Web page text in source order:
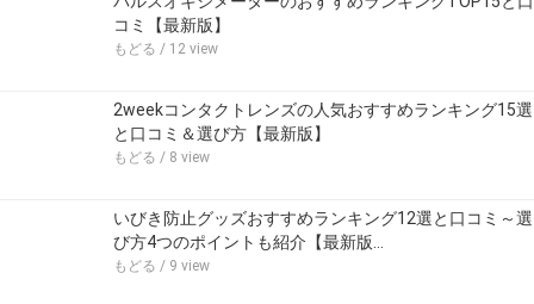
コミ【最新版】
もどる / 12 view
2weekコンタクトレンズの人気おすすめランキング15選
と口コミ＆選び方【最新版】
もどる / 8 view
いびき防止グッズおすすめランキング12選と口コミ～選
び方4つのポイントも紹介【最新版…
もどる / 9 view